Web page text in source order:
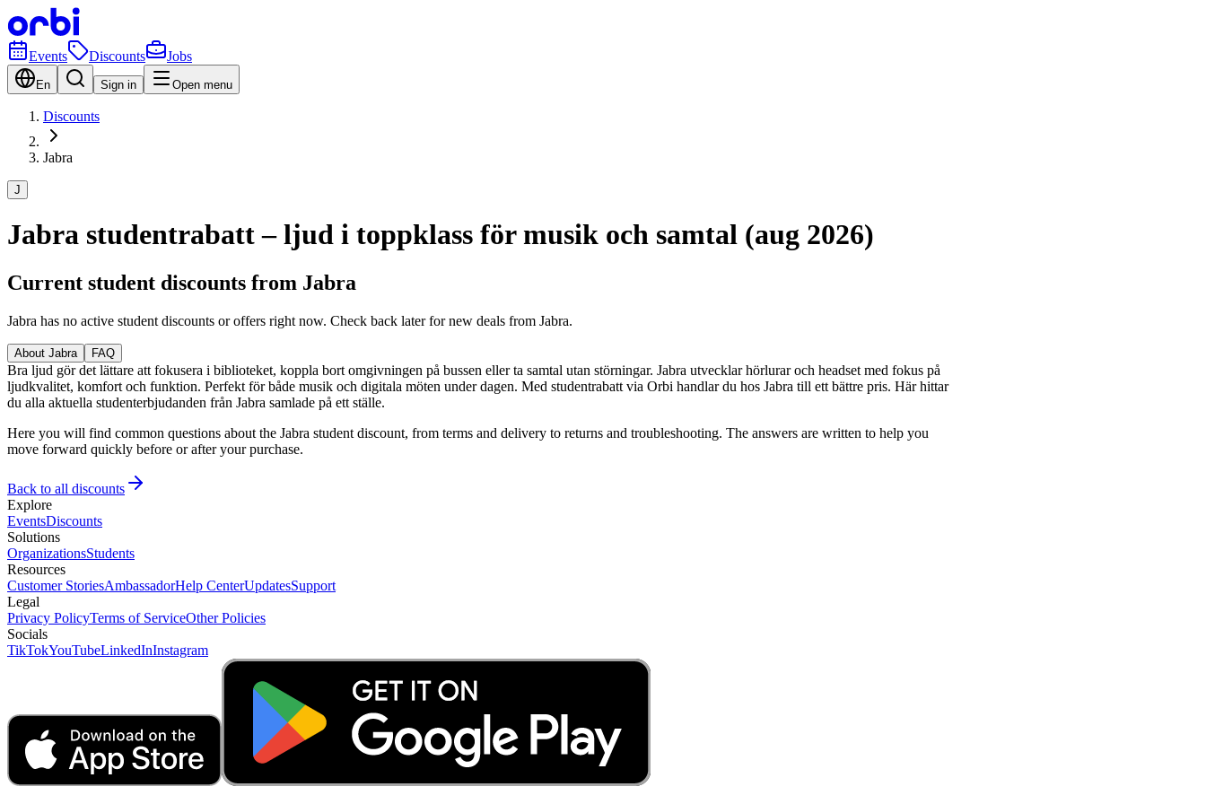
Events Discounts Jobs
En Sign in Open menu
Discounts
Jabra
J
Jabra studentrabatt – ljud i toppklass för musik och samtal (aug 2026)
Current student discounts from Jabra
Jabra has no active student discounts or offers right now. Check back later for new deals from Jabra.
About Jabra FAQ
Bra ljud gör det lättare att fokusera i biblioteket, koppla bort omgivningen på bussen eller ta samtal utan störningar. Jabra utvecklar hörlurar och headset med fokus på
ljudkvalitet, komfort och funktion. Perfekt för både musik och digitala möten under dagen. Med studentrabatt via Orbi handlar du hos Jabra till ett bättre pris. Här hittar
du alla aktuella studenterbjudanden från Jabra samlade på ett ställe.
Here you will find common questions about the Jabra student discount, from terms and delivery to returns and troubleshooting. The answers are written to help you
move forward quickly before or after your purchase.
Back to all discounts
Explore
EventsDiscounts
Solutions
OrganizationsStudents
Resources
Customer StoriesAmbassadorHelp CenterUpdatesSupport
Legal
Privacy PolicyTerms of ServiceOther Policies
Socials
TikTokYouTubeLinkedInInstagram